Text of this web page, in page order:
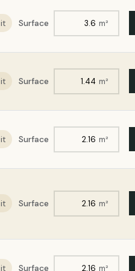
| Ep. 230mm | Format :
| Ep. 240mm | Format :
Surface m²
Surface m²
Surface m²
Surface m²
Surface m²